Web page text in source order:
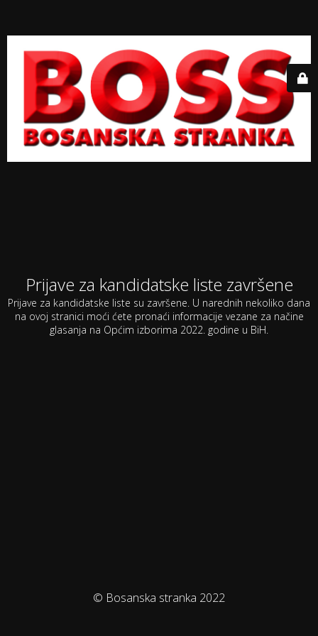
Prijave za kandidatske liste završene
Prijave za kandidatske liste su završene. U narednih nekoliko dana
na ovoj stranici moći ćete pronaći informacije vezane za načine
glasanja na Općim izborima 2022. godine u BiH.
© Bosanska stranka 2022